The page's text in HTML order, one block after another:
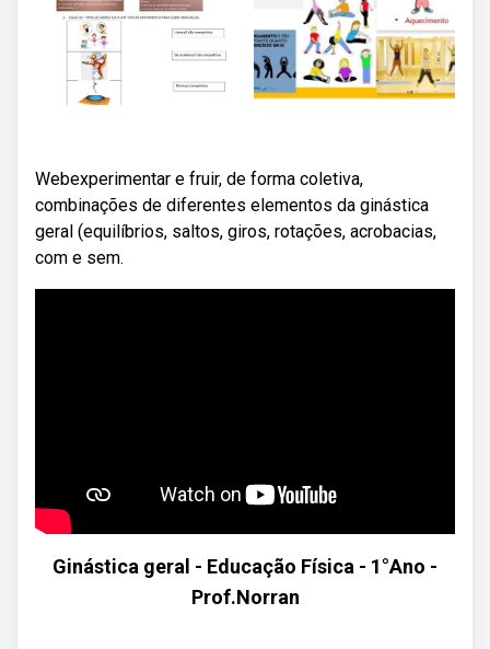
Webexperimentar e fruir, de forma coletiva,
combinações de diferentes elementos da ginástica
geral (equilíbrios, saltos, giros, rotações, acrobacias,
com e sem.
Ginástica geral - Educação Física - 1°Ano -
Prof.Norran